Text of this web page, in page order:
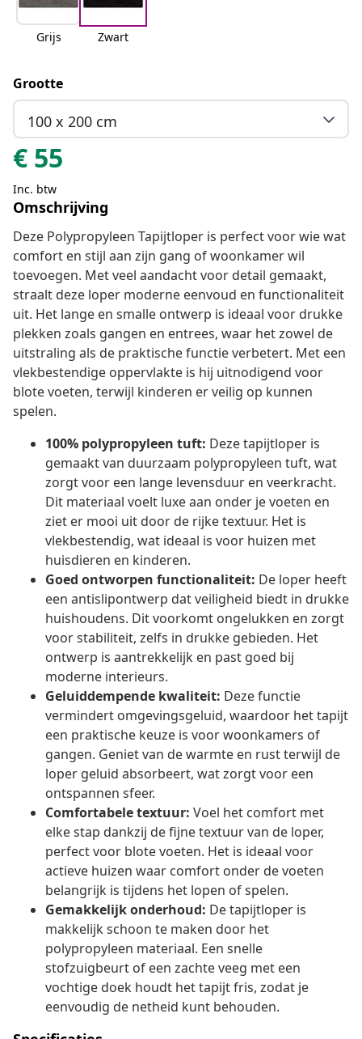
Grijs Zwart
Grootte
100 x 200 cm
€ 55
Inc. btw
Omschrijving
Deze Polypropyleen Tapijtloper is perfect voor wie wat
comfort en stijl aan zijn gang of woonkamer wil
toevoegen. Met veel aandacht voor detail gemaakt,
straalt deze loper moderne eenvoud en functionaliteit
uit. Het lange en smalle ontwerp is ideaal voor drukke
plekken zoals gangen en entrees, waar het zowel de
uitstraling als de praktische functie verbetert. Met een
vlekbestendige oppervlakte is hij uitnodigend voor
blote voeten, terwijl kinderen er veilig op kunnen
spelen.
100% polypropyleen tuft: Deze tapijtloper is
gemaakt van duurzaam polypropyleen tuft, wat
zorgt voor een lange levensduur en veerkracht.
Dit materiaal voelt luxe aan onder je voeten en
ziet er mooi uit door de rijke textuur. Het is
vlekbestendig, wat ideaal is voor huizen met
huisdieren en kinderen.
Goed ontworpen functionaliteit: De loper heeft
een antislipontwerp dat veiligheid biedt in drukke
huishoudens. Dit voorkomt ongelukken en zorgt
voor stabiliteit, zelfs in drukke gebieden. Het
ontwerp is aantrekkelijk en past goed bij
moderne interieurs.
Geluiddempende kwaliteit: Deze functie
vermindert omgevingsgeluid, waardoor het tapijt
een praktische keuze is voor woonkamers of
gangen. Geniet van de warmte en rust terwijl de
loper geluid absorbeert, wat zorgt voor een
ontspannen sfeer.
Comfortabele textuur: Voel het comfort met
elke stap dankzij de fijne textuur van de loper,
perfect voor blote voeten. Het is ideaal voor
actieve huizen waar comfort onder de voeten
belangrijk is tijdens het lopen of spelen.
Gemakkelijk onderhoud: De tapijtloper is
makkelijk schoon te maken door het
polypropyleen materiaal. Een snelle
stofzuigbeurt of een zachte veeg met een
vochtige doek houdt het tapijt fris, zodat je
eenvoudig de netheid kunt behouden.